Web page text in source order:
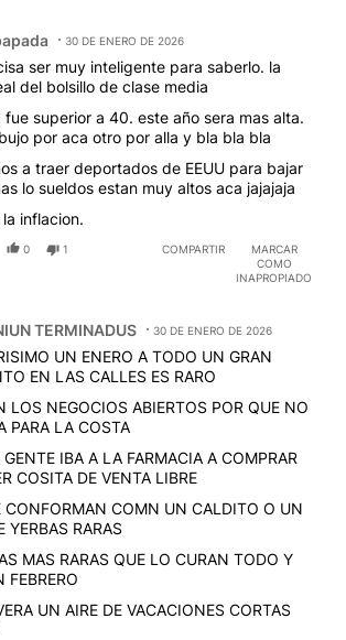
30 DE ENERO DE 2026
ser muy inteligente para saberlo. la
del bolsillo de clase media
fue superior a 40. este año sera mas alta.
por aca otro por alla y bla bla bla
a traer deportados de EEUU para bajar
lo sueldos estan muy altos aca jajajaja
inflacion.
0 1 COMPARTIR
MARCAR
COMO
INAPROPIADO
TERMINADUS 30 DE ENERO DE 2026
UN ENERO A TODO UN GRAN
EN LAS CALLES ES RARO
LOS NEGOCIOS ABIERTOS POR QUE NO
PARA LA COSTA
IBA A LA FARMACIA A COMPRAR
COSITA DE VENTA LIBRE
CONFORMAN COMN UN CALDITO O UN
YERBAS RARAS
MAS RARAS QUE LO CURAN TODO Y
FEBRERO
UN AIRE DE VACACIONES CORTAS